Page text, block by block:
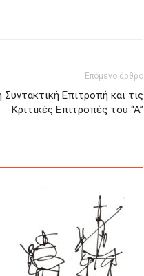
Επόμενο άρθρο
Επιτροπή και τις
Κριτικές Επιτροπές του “Α”